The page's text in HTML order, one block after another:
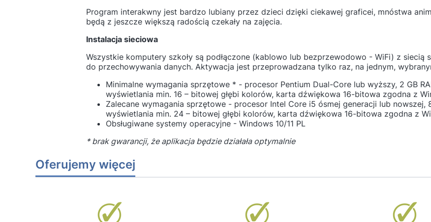
Program interakwny jest bardzo lubiany przez dzieci dzięki ciekawej graficei, mnóstwa
będą z jeszcze większą radością czekały na zajęcia.
Instalacja sieciowa
Wszystkie komputery szkoły są podłączone (kablowo lub bezprzewodowo - WiFi) z siecią
do przechowywania danych. Aktywacja jest przeprowadzana tylko raz, na jednym,
Minimalne wymagania sprzętowe * - procesor Pentium Dual-Core lub wyższy, 2 GB
wyświetlania min. 16 – bitowej głębi kolorów, karta dźwiękowa 16-bitowa zgodna z
Zalecane wymagania sprzętowe - procesor Intel Core i5 ósmej generacji lub nowszej,
wyświetlania min. 24 – bitowej głębi kolorów, karta dźwiękowa 16-bitowa zgodna z
Obsługiwane systemy operacyjne - Windows 10/11 PL
* brak gwarancji, że aplikacja będzie działała optymalnie
Oferujemy więcej